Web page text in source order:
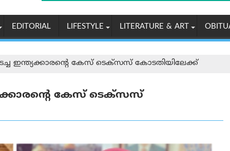
EDITORIAL LIFESTYLE LITERATURE & ART
ഇന്ത്യക്കാരന്റെ കേസ് ടെക്സസ് കോടതിയിലേക്ക്
കേസ് ടെക്സസ്